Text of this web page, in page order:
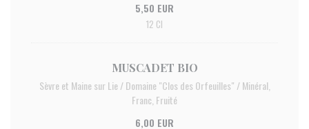
5,50 EUR
12 Cl
MUSCADET BIO
Sèvre et Maine sur Lie / Domaine "Clos des Orfeuilles" / Minéral,
Franc, Fruité
6,00 EUR